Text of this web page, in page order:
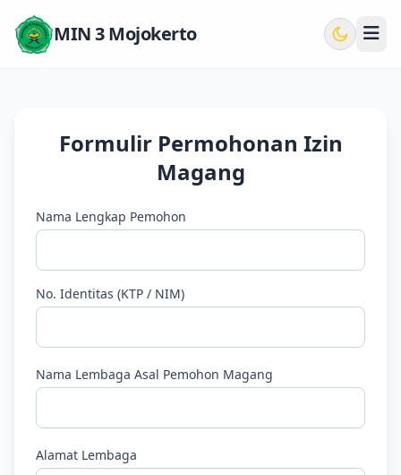
MIN 3 Mojokerto
Formulir Permohonan Izin
Magang
Nama Lengkap Pemohon
No. Identitas (KTP / NIM)
Nama Lembaga Asal Pemohon Magang
Alamat Lembaga